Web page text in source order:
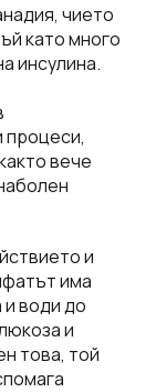
чието
като много
инсулина.
процеси,
вече
и
има
води до
и
това, той